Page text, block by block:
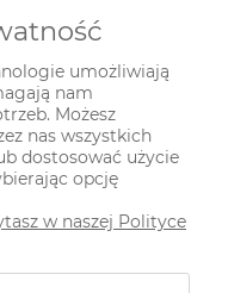
umożliwiają
nam
Możesz
nas wszystkich
dostosować użycie
opcję
w naszej Polityce